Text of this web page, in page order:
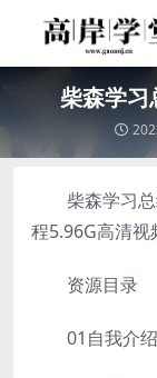
柴森学
柴森学习总
程5.96G高清视
资源目录
01自我介